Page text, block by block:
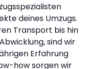
deines Umzugs.
Transport bis hin
sind wir
Erfahrung
how sorgen wir